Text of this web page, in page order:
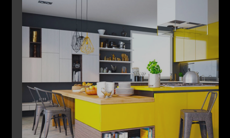
طراحی
درباره ما
تماس با ما